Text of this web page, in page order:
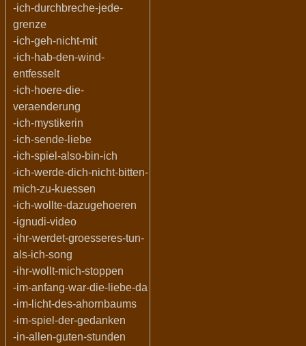
-ich-durchbreche-jede-
grenze
-ich-geh-nicht-mit
-ich-hab-den-wind-
entfesselt
-ich-hoere-die-
veraenderung
-ich-mystikerin
-ich-sende-liebe
-ich-spiel-also-bin-ich
-ich-werde-dich-nicht-bitten-
mich-zu-kuessen
-ich-wollte-dazugehoeren
-ignudi-video
-ihr-werdet-groesseres-tun-
als-ich-song
-ihr-wollt-mich-stoppen
-im-anfang-war-die-liebe-da
-im-licht-des-ahornbaums
-im-spiel-der-gedanken
-in-allen-guten-stunden